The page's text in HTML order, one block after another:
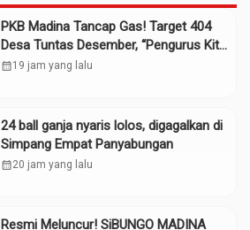
PKB Madina Tancap Gas! Target 404
Desa Tuntas Desember, “Pengurus Kita
Adalah Tokoh”
calendar_month19 jam yang lalu
24 ball ganja nyaris lolos, digagalkan di
Simpang Empat Panyabungan
calendar_month20 jam yang lalu
Resmi Meluncur! SiBUNGO MADINA